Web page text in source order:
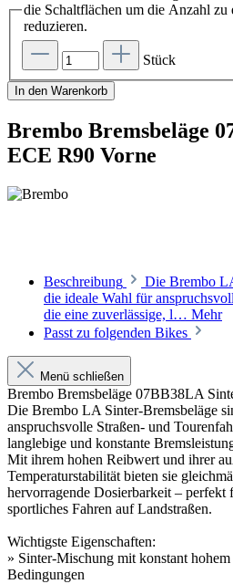
die Schaltflächen um die Anzahl zu
reduzieren.
Stück
In den Warenkorb
Brembo Bremsbeläge
ECE R90 Vorne
Beschreibung
Die Brembo
die ideale Wahl für
die eine zuverlässige, l… Mehr
Passt zu folgenden Bikes
Menü schließen
Brembo Bremsbeläge 07BB38LA
Die Brembo LA Sinter-Bremsbeläge
anspruchsvolle Straßen- und
langlebige und konstante
Mit ihrem hohen Reibwert und ihrer
Temperaturstabilität bieten sie
hervorragende Dosierbarkeit – perfekt
sportliches Fahren auf Landstraßen.
Wichtigste Eigenschaften:
» Sinter-Mischung mit konstant
Bedingungen